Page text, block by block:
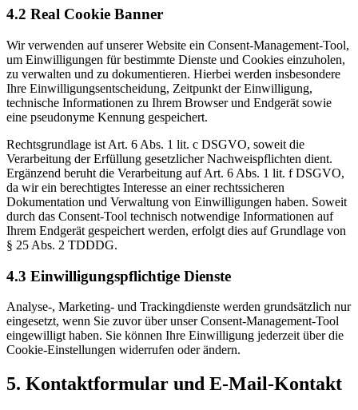
4.2 Real Cookie Banner
Wir verwenden auf unserer Website ein Consent-Management-Tool,
um Einwilligungen für bestimmte Dienste und Cookies einzuholen,
zu verwalten und zu dokumentieren. Hierbei werden insbesondere
Ihre Einwilligungsentscheidung, Zeitpunkt der Einwilligung,
technische Informationen zu Ihrem Browser und Endgerät sowie
eine pseudonyme Kennung gespeichert.
Rechtsgrundlage ist Art. 6 Abs. 1 lit. c DSGVO, soweit die
Verarbeitung der Erfüllung gesetzlicher Nachweispflichten dient.
Ergänzend beruht die Verarbeitung auf Art. 6 Abs. 1 lit. f DSGVO,
da wir ein berechtigtes Interesse an einer rechtssicheren
Dokumentation und Verwaltung von Einwilligungen haben. Soweit
durch das Consent-Tool technisch notwendige Informationen auf
Ihrem Endgerät gespeichert werden, erfolgt dies auf Grundlage von
§ 25 Abs. 2 TDDDG.
4.3 Einwilligungspflichtige Dienste
Analyse-, Marketing- und Trackingdienste werden grundsätzlich nur
eingesetzt, wenn Sie zuvor über unser Consent-Management-Tool
eingewilligt haben. Sie können Ihre Einwilligung jederzeit über die
Cookie-Einstellungen widerrufen oder ändern.
5. Kontaktformular und E-Mail-Kontakt